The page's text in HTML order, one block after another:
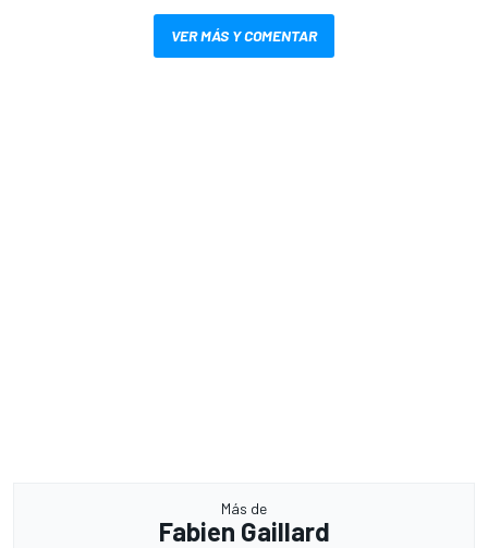
VER MÁS Y COMENTAR
Más de
Fabien Gaillard